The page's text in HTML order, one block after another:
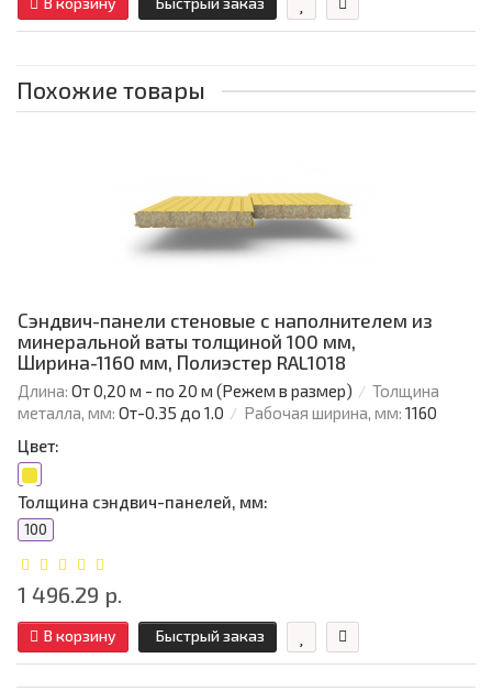
Похожие товары
Сэндвич-панели стеновые с наполнителем из
минеральной ваты толщиной 100 мм,
Ширина-1160 мм, Полиэстер RAL1018
Длина: От 0,20 м - по 20 м (Режем в размер)
Толщина
металла, мм: От-0.35 до 1.0 Рабочая ширина, мм: 1160
Цвет:
Толщина сэндвич-панелей, мм:
100
1 496.29 р.
В корзину Быстрый заказ